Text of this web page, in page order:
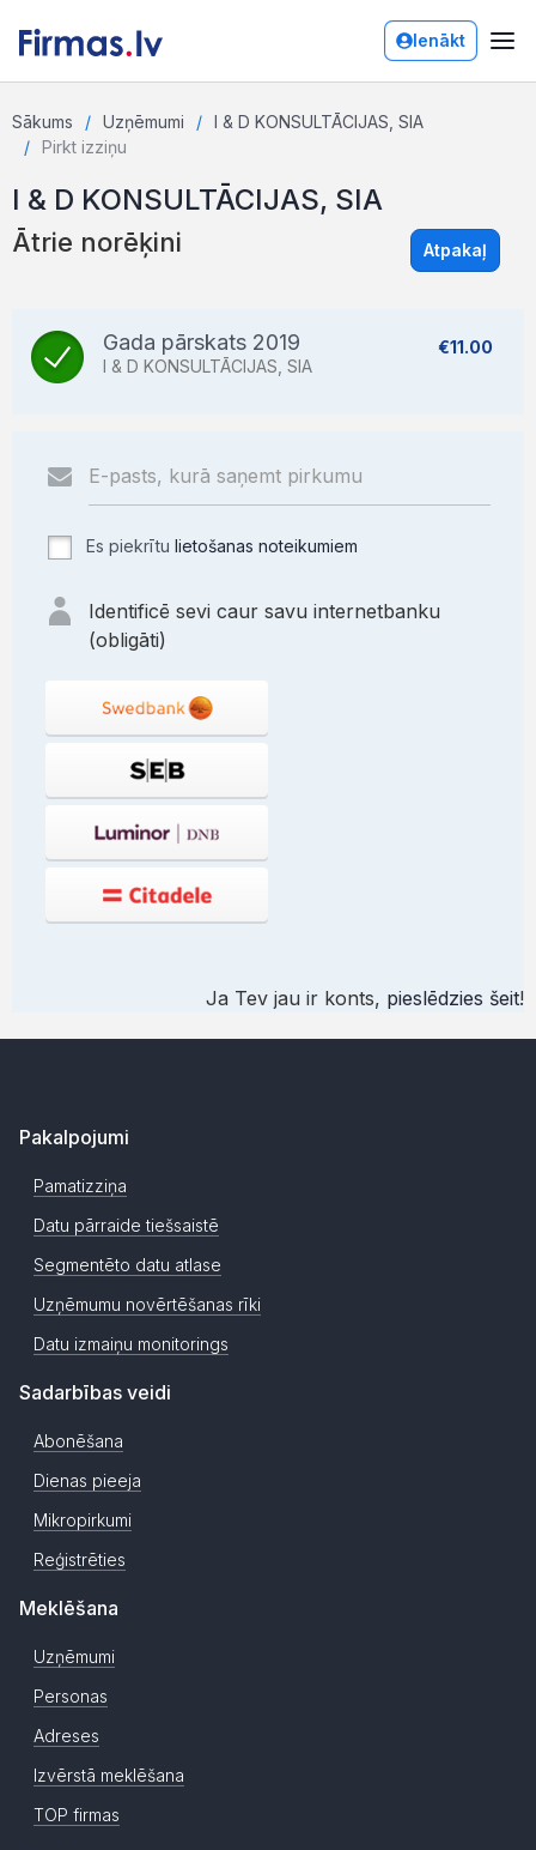
Ienākt
Sākums Uzņēmumi
I & D KONSULTĀCIJAS, SIA
Pirkt izziņu
I & D KONSULTĀCIJAS, SIA
Ātrie norēķini Atpakaļ
Gada pārskats 2019
I & D KONSULTĀCIJAS, SIA
€11.00
Es piekrītu lietošanas noteikumiem
Identificē sevi caur savu internetbanku
(obligāti)
Ja Tev jau ir konts, pieslēdzies šeit!
Pakalpojumi
Pamatizziņa
Datu pārraide tiešsaistē
Segmentēto datu atlase
Uzņēmumu novērtēšanas rīki
Datu izmaiņu monitorings
Sadarbības veidi
Abonēšana
Dienas pieeja
Mikropirkumi
Reģistrēties
Meklēšana
Uzņēmumi
Personas
Adreses
Izvērstā meklēšana
TOP firmas